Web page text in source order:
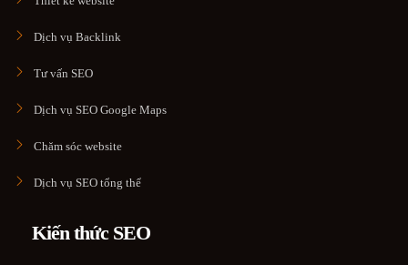
Dịch vụ Backlink
Tư vấn SEO
Dịch vụ SEO Google Maps
Chăm sóc website
Dịch vụ SEO tổng thể
Kiến thức SEO